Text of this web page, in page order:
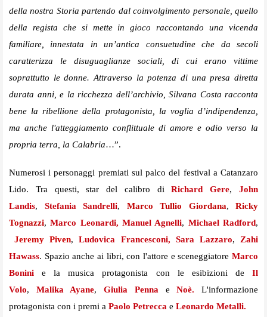
della nostra Storia partendo dal coinvolgimento personale, quello
della regista che si mette in gioco raccontando una vicenda
familiare, innestata in un’antica consuetudine che da secoli
caratterizza le disuguaglianze sociali, di cui erano vittime
soprattutto le donne. Attraverso la potenza di una presa diretta
durata anni, e la ricchezza dell’archivio, Silvana Costa racconta
bene la ribellione della protagonista, la voglia d’indipendenza,
ma anche l'atteggiamento conflittuale di amore e odio verso la
propria terra, la Calabria…”.
Numerosi i personaggi premiati sul palco del festival a Catanzaro
Lido. Tra questi, star del calibro diRichard Gere,John
Landis, Stefania Sandrelli, Marco Tullio Giordana,
Ricky
Tognazzi,Marco Leonardi, Manuel Agnelli, Michael Radford,
Jeremy Piven,Ludovica Francesconi, Sara Lazzaro, Zahi
Hawass. Spazio anche ai libri, con l'attore e sceneggiatore Marco
Bonini
e la musica protagonista con le esibizioni de
Il
Volo, Malika Ayane, Giulia Penna eNoè.
L'informazione
protagonista con i premi a Paolo Petrecca e Leonardo Metalli.